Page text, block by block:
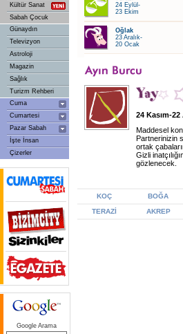
Kültür Sanat
Sabah Çocuk
Günaydın
Televizyon
Astroloji
Magazin
Sağlık
Turizm Rehberi
Cuma
Cumartesi
Pazar Sabah
İşte İnsan
Çizerler
Google Arama
24 Eylül-
23 Ekim
Oğlak
23 Aralık-
20 Ocak
24 Kasım-22
Maddesel
Partnerinizin
ortak
Gizli
gözlenecek.
KOÇ BOĞA
TERAZİ
AKREP